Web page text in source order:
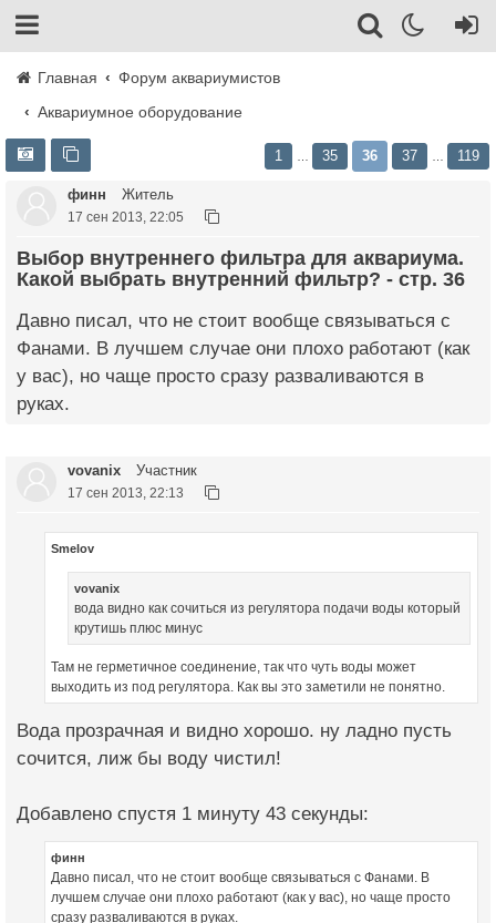
Главная
Форум аквариумистов
Аквариумное оборудование
1 35 36 37 119
финн Житель
17 сен 2013, 22:05
Выбор внутреннего фильтра для аквариума.
Какой выбрать внутренний фильтр? - стр. 36
Давно писал, что не стоит вообще связываться с
Фанами. В лучшем случае они плохо работают (как
у вас), но чаще просто сразу разваливаются в
руках.
vovanix Участник
17 сен 2013, 22:13
Smelov
vovanix
вода видно как сочиться из регулятора подачи воды который
крутишь плюс минус
Там не герметичное соединение, так что чуть воды может
выходить из под регулятора. Как вы это заметили не понятно.
Вода прозрачная и видно хорошо. ну ладно пусть
сочится, лиж бы воду чистил!
Добавлено спустя 1 минуту 43 секунды:
финн
Давно писал, что не стоит вообще связываться с Фанами. В
лучшем случае они плохо работают (как у вас), но чаще просто
сразу разваливаются в руках.